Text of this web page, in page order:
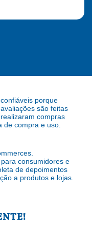
porque
são feitas
compras
de compra e uso.
consumidores e
de depoimentos
a produtos e lojas.